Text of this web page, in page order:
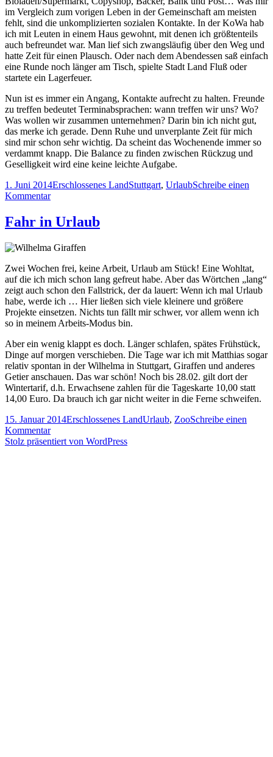
im Vergleich zum vorigen Leben in der Gemeinschaft am meisten
fehlt, sind die unkomplizierten sozialen Kontakte. In der KoWa hab
ich mit Leuten in einem Haus gewohnt, mit denen ich größtenteils
auch befreundet war. Man lief sich zwangsläufig über den Weg und
hatte Zeit für einen Plausch. Oder nach dem Abendessen saß einfach
eine Runde noch länger am Tisch, spielte Stadt Land Fluß oder
startete ein Lagerfeuer.
Nun ist es immer ein Angang, Kontakte aufrecht zu halten. Freunde
zu treffen bedeutet Terminabsprachen: wann treffen wir uns? Wo?
Was wollen wir zusammen unternehmen? Darin bin ich nicht gut,
das merke ich gerade. Denn Ruhe und unverplante Zeit für mich
sind mir schon sehr wichtig. Da scheint das Wochenende immer so
verdammt knapp. Die Balance zu finden zwischen Rückzug und
Geselligkeit wird eine keine leichte Aufgabe.
Veröffentlicht
am
1. Juni 2014Kategorien
Erschlossenes LandSchlagwörter
Stuttgart, UrlaubSchreibe einen
Kommentarzu
und
neue
schöpfen
Fahr in Urlaub
Zwei Wochen frei, keine Arbeit, Urlaub am Stück! Eine Wohltat,
auf die ich mich schon lang gefreut habe. Aber das Wörtchen „lang“
zeigt auch schon den Fallstrick, der da lauert: Wenn ich mal Urlaub
habe, werde ich … Hier ließen sich viele kleinere und größere
Projekte einsetzen. Nichts tun fällt mir schwer, vor allem wenn ich
so in meinem Arbeits-Modus bin.
Aber ein wenig klappt es doch. Länger schlafen, spätes Frühstück,
Dinge auf morgen verschieben. Die Tage war ich mit Matthias sogar
relativ spontan in der Wilhelma in Stuttgart, Giraffen und anderes
Getier anschauen. Das war schön! Noch bis 28.02. gilt dort der
Wintertarif, d.h. Erwachsene zahlen für die Tageskarte 10,00 statt
14,00 Euro. Da brauch ich gar nicht weiter in die Ferne schweifen.
Veröffentlicht
am
15. Januar 2014Kategorien
Erschlossenes LandSchlagwörter
Urlaub, ZooSchreibe einen
Kommentarzu
Fahr
Stolz präsentiert von WordPress